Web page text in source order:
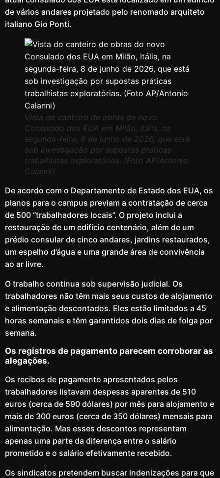
de vários andares projetado pelo renomado arquiteto
italiano Gio Ponti.
Vista do canteiro de obras do novo
Consulado dos EUA em Milão, Itália, na
segunda-feira, 8 de junho de 2026, que está
sob investigação por supostas práticas
trabalhistas exploratórias. (Foto AP/Antonio
Calanni)
De acordo com o Departamento de Estado dos EUA, os
planos para o campus previam a contratação de cerca
de 500 “trabalhadores locais”. O projeto inclui a
restauração de um edifício centenário, além de um
prédio consular de cinco andares, jardins restaurados,
um espelho d’água e uma grande área de convivência
ao ar livre.
O trabalho continua sob supervisão judicial. Os
trabalhadores não têm mais seus custos de alojamento
e alimentação descontados. Eles estão limitados a 45
horas semanais e têm garantidos dois dias de folga por
semana.
Os registros de pagamento parecem corroborar as
alegações.
Os recibos de pagamento apresentados pelos
trabalhadores listavam despesas aparentes de 510
euros (cerca de 590 dólares) por mês para alojamento e
mais de 300 euros (cerca de 350 dólares) mensais para
alimentação. Mas esses descontos representam
apenas uma parte da diferença entre o salário
prometido e o salário efetivamente recebido.
Os sindicatos pretendem buscar indenizações para que